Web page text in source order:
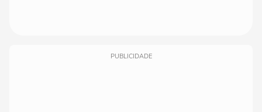
PUBLICIDADE